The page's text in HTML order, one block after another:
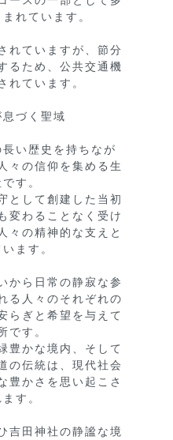
れています。
れていますが、節分
るため、公共交通機
れています。
づく聖域
い歴史を持ちなが
々の信仰を集める生
す。
として創建した当初
変わることなく受け
々の精神的な支えと
ます。
から日常の静寂な参
る人々のそれぞれの
らぎと希望を与えて
です。
豊かな境内、そして
の伝統は、現代社会
豊かさを思い起こさ
す。
吉田神社の静謐な境